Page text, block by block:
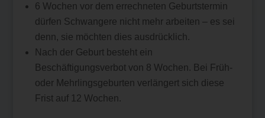
6 Wochen vor dem errechneten Geburtstermin
dürfen Schwangere nicht mehr arbeiten – es sei
denn, sie möchten dies ausdrücklich.
Nach der Geburt besteht ein
Beschäftigungsverbot von 8 Wochen. Bei Früh-
oder Mehrlingsgeburten verlängert sich diese
Frist auf 12 Wochen.